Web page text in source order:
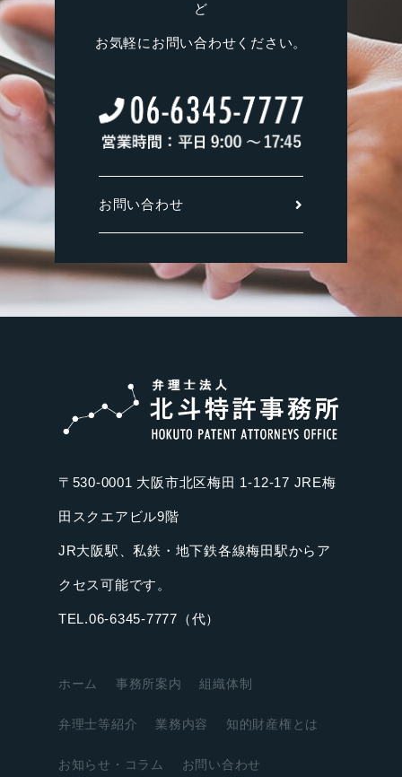
ど
お気軽にお問い合わせください。
お問い合わせ
〒530-0001 大阪市北区梅田 1-12-17 JRE梅
田スクエアビル9階
JR大阪駅、私鉄・地下鉄各線梅田駅からア
クセス可能です。
TEL.06-6345-7777（代）
ホーム 事務所案内 組織体制
弁理士等紹介 業務内容 知的財産権とは
お知らせ・コラム お問い合わせ